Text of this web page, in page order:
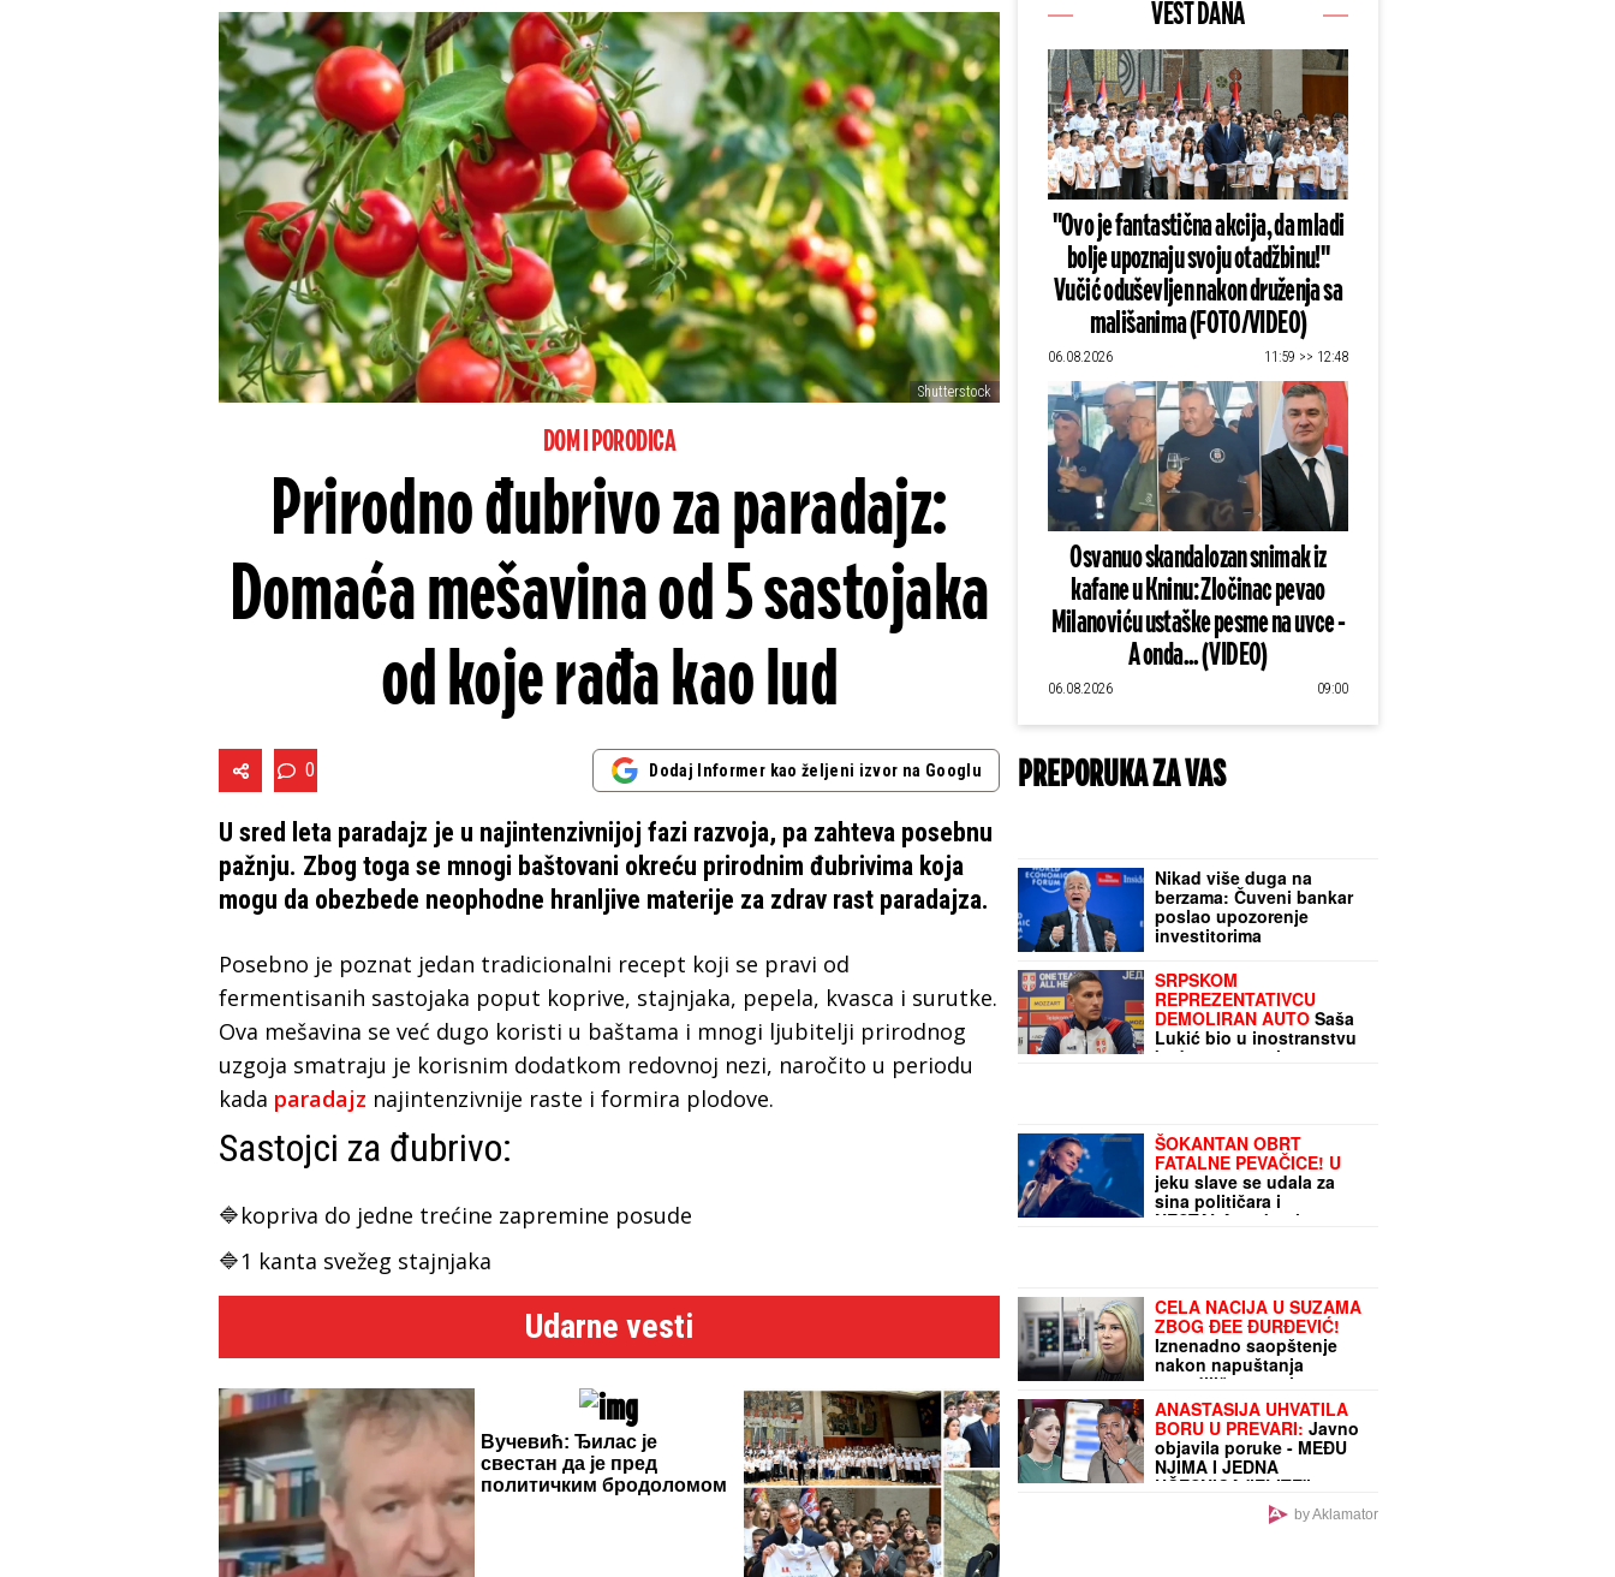
Shutterstock
DOM I PORODICA
Prirodno đubrivo za paradajz:
Domaća mešavina od 5 sastojaka
od koje rađa kao lud
0 Dodaj Informer kao željeni izvor na Googlu
U sred leta paradajz je u najintenzivnijoj fazi razvoja, pa zahteva posebnu
pažnju. Zbog toga se mnogi baštovani okreću prirodnim đubrivima koja
mogu da obezbede neophodne hranljive materije za zdrav rast paradajza.
Posebno je poznat jedan tradicionalni recept koji se pravi od
fermentisanih sastojaka poput koprive, stajnjaka, pepela, kvasca i surutke.
Ova mešavina se već dugo koristi u baštama i mnogi ljubitelji prirodnog
uzgoja smatraju je korisnim dodatkom redovnoj nezi, naročito u periodu
kada paradajz najintenzivnije raste i formira plodove.
Sastojci za đubrivo:
🔷kopriva do jedne trećine zapremine posude
🔷1 kanta svežeg stajnjaka
Udarne vesti
Вучевић: Ђилас је
свестан да је пред
политичким бродоломом
VEST DANA
"Ovo je fantastična akcija, da mladi
bolje upoznaju svoju otadžbinu!"
Vučić oduševljen nakon druženja sa
mališanima (FOTO/VIDEO)
06.08.2026 11:59 >> 12:48
Osvanuo skandalozan snimak iz
kafane u Kninu: Zločinac pevao
Milanoviću ustaške pesme na uvce -
A onda... (VIDEO)
06.08.2026 09:00
PREPORUKA ZA VAS
Nikad više duga na
berzama: Čuveni bankar
poslao upozorenje
investitorima
SRPSKOM
REPREZENTATIVCU
DEMOLIRAN AUTO Saša
Lukić bio u inostranstvu
kada su mu polupana
ŠOKANTAN OBRT
FATALNE PEVAČICE! U
jeku slave se udala za
sina političara i
NESTALA, pobegla u
CELA NACIJA U SUZAMA
ZBOG ĐEE ĐURĐEVIĆ!
Iznenadno saopštenje
nakon napuštanja
porodilišta, ovo je
rasplakalo sve!
ANASTASIJA UHVATILA
BORU U PREVARI: Javno
objavila poruke - MEĐU
NJIMA I JEDNA
UČESNICA "ELITE"!
by Aklamator